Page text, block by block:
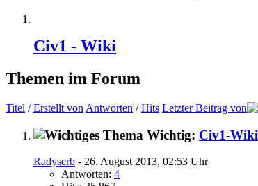
Civ1 - Wiki
Themen im Forum
Titel /Erstellt von Antworten /Hits Letzter Beitrag von
Wichtig: Civ1-Wiki
Radyserb - 26. August 2013, 02:53 Uhr
Antworten: 4